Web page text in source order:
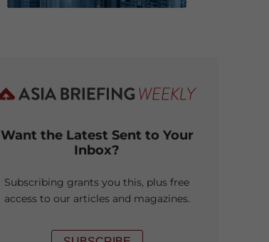
Want the Latest Sent to Your
Inbox?
Subscribing grants you this, plus free
access to our articles and magazines.